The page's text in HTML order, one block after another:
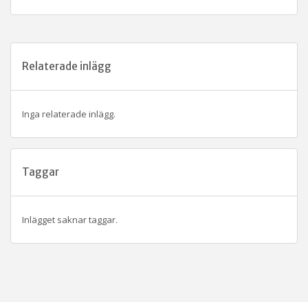
Relaterade inlägg
Inga relaterade inlägg.
Taggar
Inlägget saknar taggar.